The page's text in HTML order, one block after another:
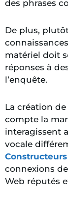
des phrases
De plus,
matériel doit
réponses à
l’enquête.
La création
compte la
interagissent
vocale
connexions
Web réputés